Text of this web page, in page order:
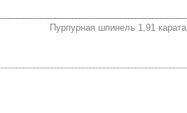
Пурпурная шпинель 1,91 карата